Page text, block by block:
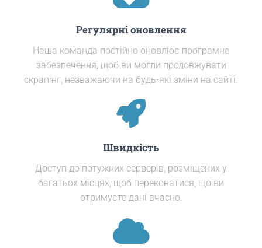
Регулярні оновлення
Наша команда постійно оновлює програмне
забезпечення, щоб ви могли продовжувати
скрапінг, незважаючи на будь-які зміни на сайті.
Швидкість
Доступ до потужних серверів, розміщених у
багатьох місцях, щоб переконатися, що ви
отримуєте дані вчасно.